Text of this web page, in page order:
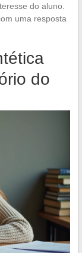
do aluno.
uma resposta
do